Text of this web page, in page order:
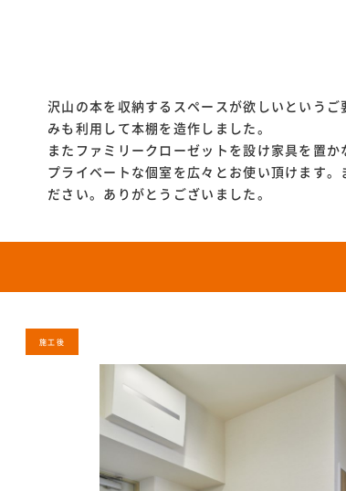
沢山の本を収納するスペースが欲しいという
みも利用して本棚を造作しました。
またファミリークローゼットを設け家具を置か
プライベートな個室を広々とお使い頂けます
ださい。ありがとうございました。
施工後